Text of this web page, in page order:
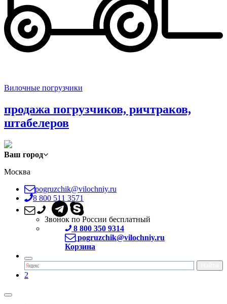
Вилочные погрузчики
продажа погрузчиков, ричтраков,
штабелеров
Ваш город
Москва
pogruzchik@vilochniy.ru
8 800 511 3571
Звонок по России бесплатный
8 800 350 9314
pogruzchik@vilochniy.ru
Корзина
2